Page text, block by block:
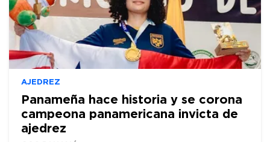
AJEDREZ
Panameña hace historia y se corona
campeona panamericana invicta de
ajedrez